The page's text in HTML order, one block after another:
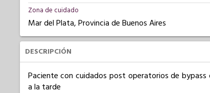
Zona de cuidado
Mar del Plata, Provincia de Buenos Aires
DESCRIPCIÓN
Paciente con cuidados post operatorios de
a la tarde